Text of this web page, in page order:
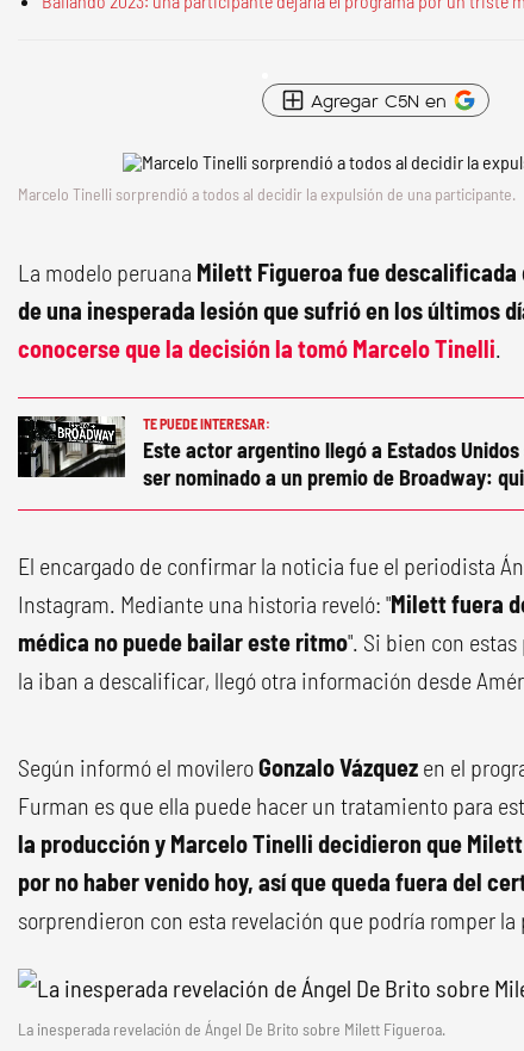
Agregar C5N en
Marcelo Tinelli sorprendió a todos al decidir la expulsión de una participante.
La modelo peruana Milett Figueroa fue descalificada
de una inesperada lesión que sufrió en los últimos
conocerse que la decisión la tomó Marcelo Tinelli.
TE PUEDE INTERESAR:
Este actor argentino llegó a Estados
ser nominado a un premio de Broadway:
El encargado de confirmar la noticia fue el periodista
Instagram. Mediante una historia reveló: "Milett fuera
médica no puede bailar este ritmo". Si bien con
la iban a descalificar, llegó otra información desde
Según informó el movileroGonzalo Vázquez en el
Furman es que ella puede hacer un tratamiento para
la producción y Marcelo Tinelli decidieron que
por no haber venido hoy, así que queda fuera del
sorprendieron con esta revelación que podría romper la
La inesperada revelación de Ángel De Brito sobre Milett Figueroa.